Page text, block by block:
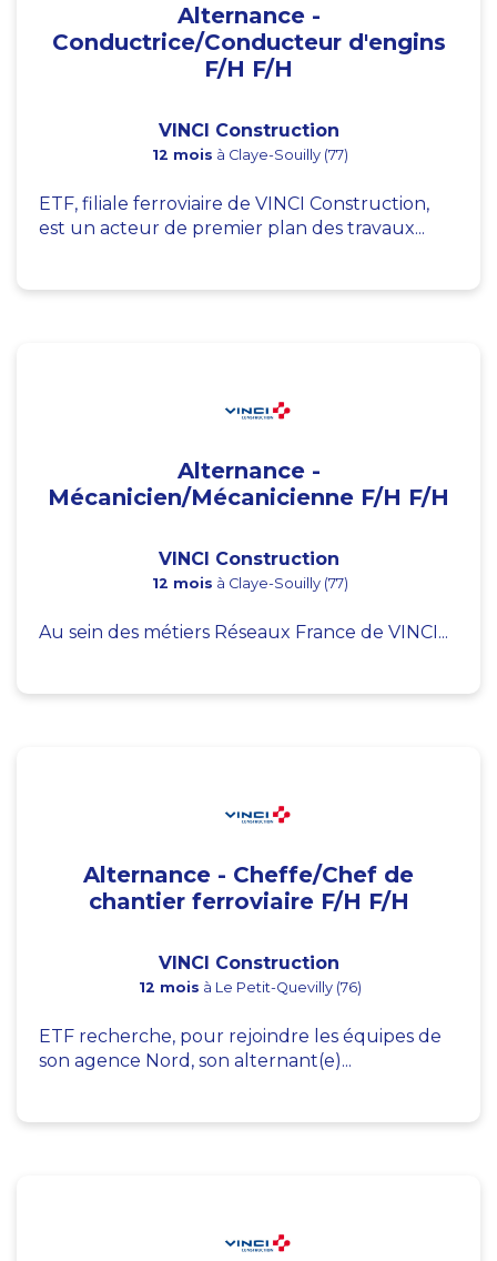
Alternance -
Conductrice/Conducteur d'engins
F/H F/H
VINCI Construction
12 mois à Claye-Souilly (77)
ETF, filiale ferroviaire de VINCI Construction,
est un acteur de premier plan des travaux...
Alternance -
Mécanicien/Mécanicienne F/H F/H
VINCI Construction
12 mois à Claye-Souilly (77)
Au sein des métiers Réseaux France de VINCI...
Alternance - Cheffe/Chef de
chantier ferroviaire F/H F/H
VINCI Construction
12 mois à Le Petit-Quevilly (76)
ETF recherche, pour rejoindre les équipes de
son agence Nord, son alternant(e)...